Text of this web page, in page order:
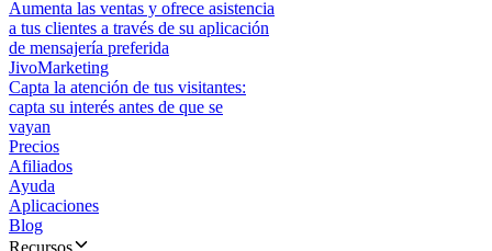
Aumenta las ventas y ofrece asistencia
a tus clientes a través de su aplicación
de mensajería preferida
JivoMarketing
Capta la atención de tus visitantes:
capta su interés antes de que se
vayan
Precios
Afiliados
Ayuda
Aplicaciones
Blog
Recursos